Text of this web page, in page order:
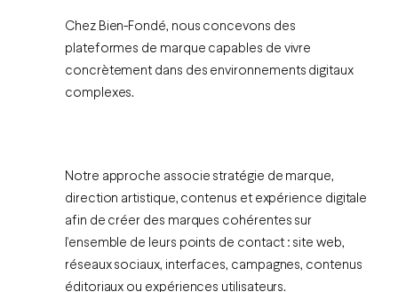
Chez Bien-Fondé, nous concevons des
plateformes de marque capables de vivre
concrètement dans des environnements digitaux
complexes.
Notre approche associe stratégie de marque,
direction artistique, contenus et expérience digitale
afin de créer des marques cohérentes sur
l’ensemble de leurs points de contact : site web,
réseaux sociaux, interfaces, campagnes, contenus
éditoriaux ou expériences utilisateurs.